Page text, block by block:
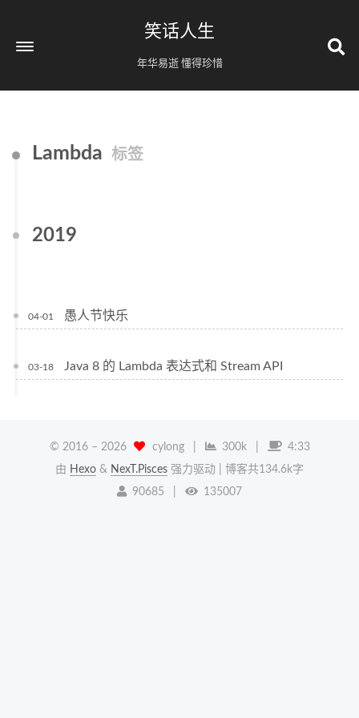
笑话人生
年华易逝 懂得珍惜
Lambda 标签
2019
04-01 愚人节快乐
03-18 Java 8 的 Lambda 表达式和 Stream API
© 2016 – 2026 cylong 300k
4:33
由 Hexo & NexT.Pisces 强力驱动
| 博客共134.6k字
90685
135007